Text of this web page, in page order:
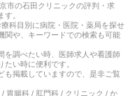
市の石田クリニックの評判・求
す。
科目別に病院・医院・薬局を探せ
関や、キーワードでの検索も可能
を調べたい時、医師求人や看護師
い時に便利です。
も掲載していますので、是非ご覧
/ 胃腸科 / 肛門科 / クリニック / か